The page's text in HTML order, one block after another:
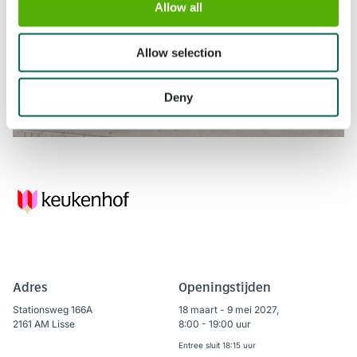
Allow all
Allow selection
Deny
Adres
Stationsweg 166A
2161 AM Lisse
Openingstijden
18 maart - 9 mei 2027,
8:00 - 19:00 uur
Entree sluit 18:15 uur